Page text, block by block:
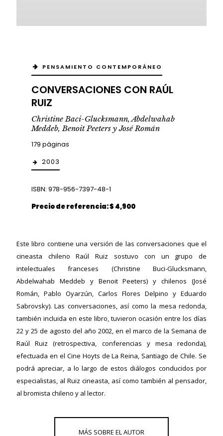
PENSAMIENTO CONTEMPORÁNEO
CONVERSACIONES CON RAÚL
RUIZ
Christine Baci-Glucksmann, Abdelwahab
Meddeb, Benoit Peeters y José Román
179 páginas
2003
ISBN: 978-956-7397-48-1
Precio de referencia: $ 4,900
Este libro contiene una versión de las conversaciones que el
cineasta chileno Raúl Ruiz sostuvo con un grupo de
intelectuales franceses (Christine Buci-Glucksmann,
Abdelwahab Meddeb y Benoit Peeters) y chilenos (José
Román, Pablo Oyarzún, Carlos Flores Delpino y Eduardo
Sabrovsky). Las conversaciones, así como la mesa redonda,
también incluida en este libro, tuvieron ocasión entre los días
22 y 25 de agosto del año 2002, en el marco de la Semana de
Raúl Ruiz (retrospectiva, conferencias y mesa redonda),
efectuada en el Cine Hoyts de La Reina, Santiago de Chile. Se
podrá apreciar, a lo largo de estos diálogos conducidos por
especialistas, al Ruiz cineasta, así como también al pensador,
al bromista chileno y al lector.